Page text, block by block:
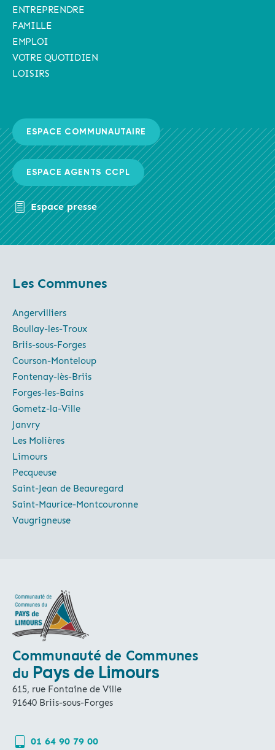
ENTREPRENDRE
FAMILLE
EMPLOI
VOTRE QUOTIDIEN
LOISIRS
ESPACE COMMUNAUTAIRE
ESPACE AGENTS CCPL
Espace presse
Les Communes
Angervilliers
Boullay-les-Troux
Briis-sous-Forges
Courson-Monteloup
Fontenay-lès-Briis
Forges-les-Bains
Gometz-la-Ville
Janvry
Les Molières
Limours
Pecqueuse
Saint-Jean de Beauregard
Saint-Maurice-Montcouronne
Vaugrigneuse
Communauté de Communes
du Pays de Limours
615, rue Fontaine de Ville
91640 Briis-sous-Forges
01 64 90 79 00